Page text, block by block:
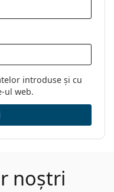
introduse și cu
ul web.
noștri